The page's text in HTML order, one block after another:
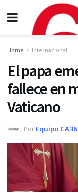
Home Internacional
El papa
fallece en
Vaticano
Por Equipo